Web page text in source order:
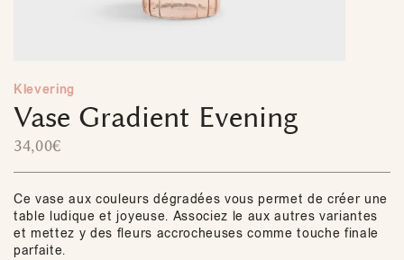
Klevering
Vase Gradient Evening
34,00€
Ce vase aux couleurs dégradées vous permet de créer une
table ludique et joyeuse. Associez le aux autres variantes
et mettez y des fleurs accrocheuses comme touche finale
parfaite.